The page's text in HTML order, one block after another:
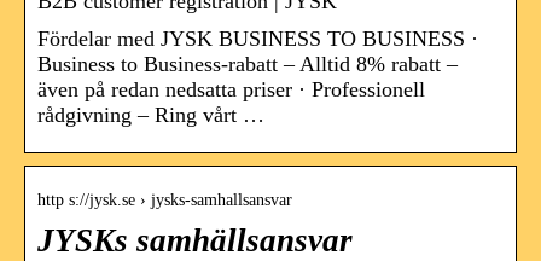
Fördelar med JYSK BUSINESS TO BUSINESS ·
Business to Business-rabatt – Alltid 8% rabatt –
även på redan nedsatta priser · Professionell
rådgivning – Ring vårt …
http s://jysk.se › jysks-samhallsansvar
JYSKs samhällsansvar